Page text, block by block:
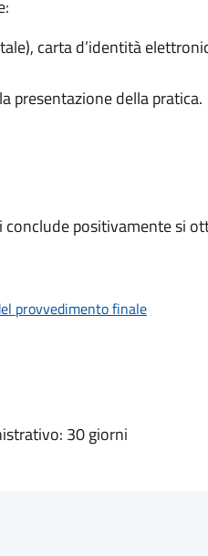
carta d’identità
presentazione della pratica.
positivamente si
provvedimento finale
30 giorni